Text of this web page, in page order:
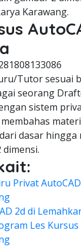
Karawang.
Tutor sesuai
seorang
sistem
dasar hingga
Privat
2d di
Les Kursus